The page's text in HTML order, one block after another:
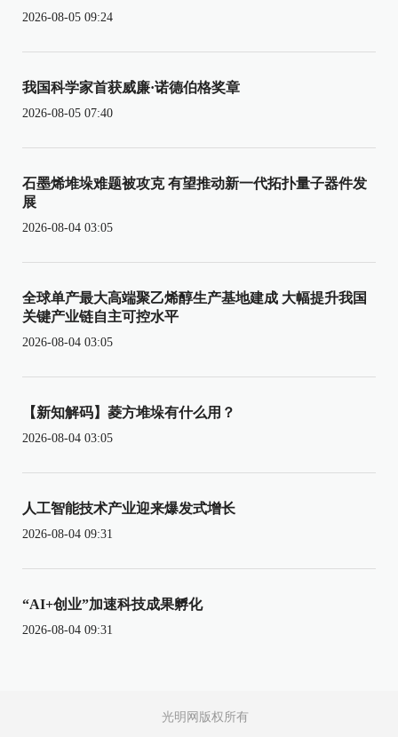
2026-08-05 09:24
我国科学家首获威廉·诺德伯格奖章
2026-08-05 07:40
石墨烯堆垛难题被攻克 有望推动新一代拓扑量子器件发
展
2026-08-04 03:05
全球单产最大高端聚乙烯醇生产基地建成 大幅提升我国
关键产业链自主可控水平
2026-08-04 03:05
【新知解码】菱方堆垛有什么用？
2026-08-04 03:05
人工智能技术产业迎来爆发式增长
2026-08-04 09:31
“AI+创业”加速科技成果孵化
2026-08-04 09:31
光明网版权所有